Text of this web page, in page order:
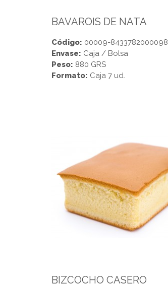
BAVAROIS DE NATA
Código: 00009-8433782000098
Envase: Caja / Bolsa
Peso: 880 GRS
Formato: Caja 7 ud.
BIZCOCHO CASERO